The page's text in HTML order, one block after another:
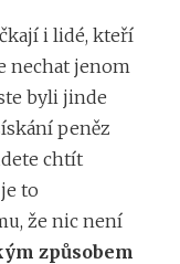
i lidé, kteří
nechat jenom
byli jinde
peněz
chtít
to
že nic není
způsobem